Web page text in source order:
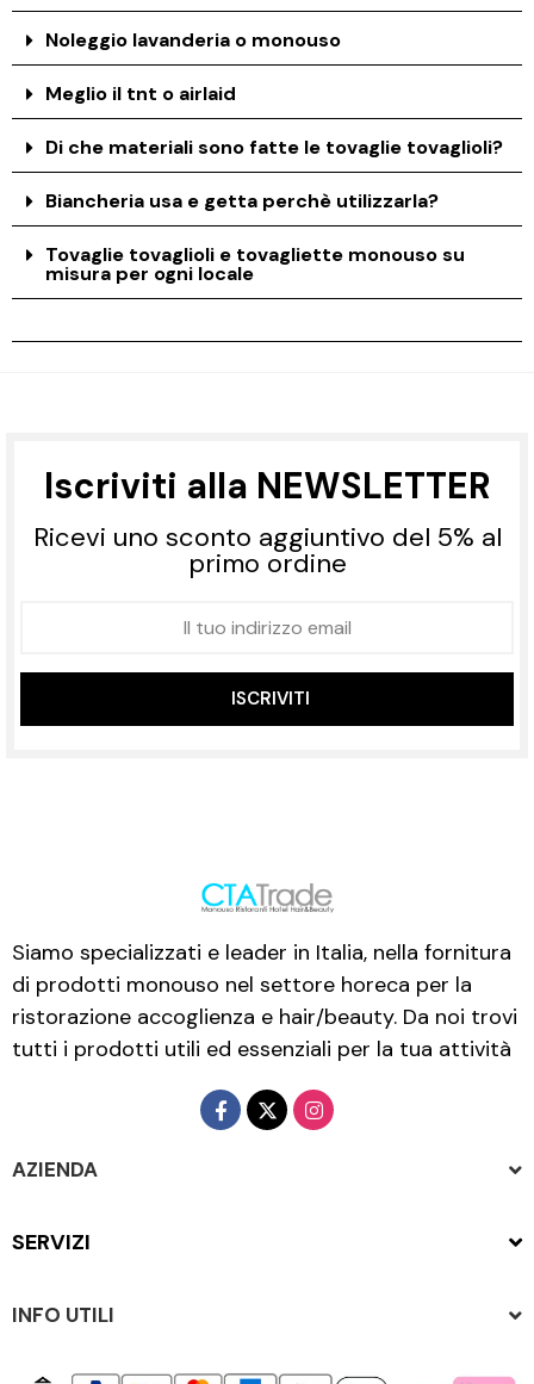
Noleggio lavanderia o monouso
Meglio il tnt o airlaid
Di che materiali sono fatte le tovaglie tovaglioli?
Biancheria usa e getta perchè utilizzarla?
Tovaglie tovaglioli e tovagliette monouso su
misura per ogni locale
Iscriviti alla NEWSLETTER
Ricevi uno sconto aggiuntivo del 5% al
primo ordine
ISCRIVITI
Siamo specializzati e leader in Italia, nella fornitura
di prodotti monouso nel settore horeca per la
ristorazione accoglienza e hair/beauty. Da noi trovi
tutti i prodotti utili ed essenziali per la tua attività
AZIENDA
SERVIZI
INFO UTILI